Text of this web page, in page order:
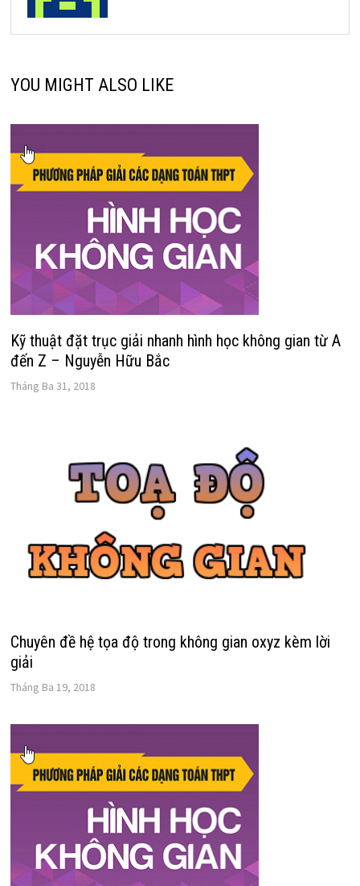
YOU MIGHT ALSO LIKE
Kỹ thuật đặt trục giải nhanh hình học không gian từ A
đến Z – Nguyễn Hữu Bắc
Tháng Ba 31, 2018
Chuyên đề hệ tọa độ trong không gian oxyz kèm lời
giải
Tháng Ba 19, 2018